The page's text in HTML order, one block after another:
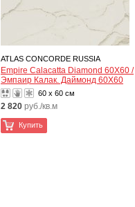
ATLAS CONCORDE RUSSIA
Empire Calacatta Diamond 60X60 /
Эмпаир Калак. Даймонд 60X60
60 x 60 см
2 820 руб./кв.м
Купить